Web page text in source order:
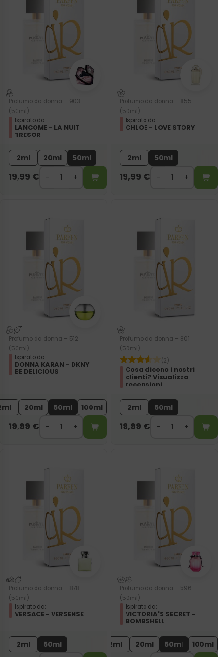
Profumo da donna – 903
(50ml)
Ispirato da:
LANCOME - LA NUIT
TRESOR
2ml 20ml 50ml
19,99 €
Profumo da donna – 855
(50ml)
Ispirato da:
CHLOE - LOVE STORY
2ml 50ml
19,99 €
Profumo da donna – 512
(50ml)
Ispirato da:
DONNA KARAN - DKNY
BE DELICIOUS
20ml 50ml 100ml
19,99 €
Profumo da donna – 801
(50ml)
(2)
Cosa dicono i nostri
clienti? Visualizza
recensioni
2ml 50ml
19,99 €
Profumo da donna – 878
(50ml)
Ispirato da:
VERSACE - VERSENSE
2ml 50ml
Profumo da donna – 596
(50ml)
Ispirato da:
VICTORIA'S SECRET -
BOMBSHELL
2ml 20ml 50ml 100ml